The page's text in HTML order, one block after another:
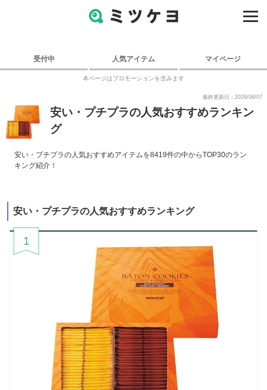
受付中 人気アイテム マイページ
本ページはプロモーションを含みます
最終更新日：2026/08/07
安い・プチプラの人気おすすめランキン
グ
安い・プチプラの人気おすすめアイテムを8419件の中からTOP30のラン
キング紹介！
安い・プチプラの人気おすすめランキング
1